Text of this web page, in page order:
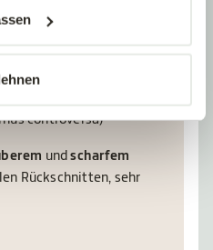
und Spitzahorn
controversa)
undscharfem
Rückschnitten, sehr